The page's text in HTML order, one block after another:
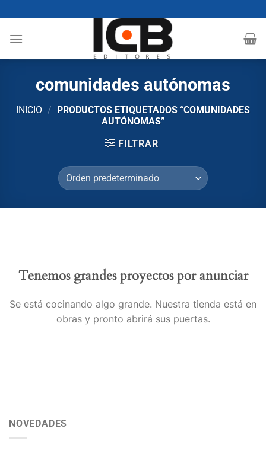
al
contenido
comunidades autónomas
INICIO /
PRODUCTOS ETIQUETADOS “COMUNIDADES
AUTÓNOMAS”
FILTRAR
Tenemos grandes proyectos por anunciar
Se está cocinando algo grande. Nuestra tienda está en
obras y pronto abrirá sus puertas.
NOVEDADES